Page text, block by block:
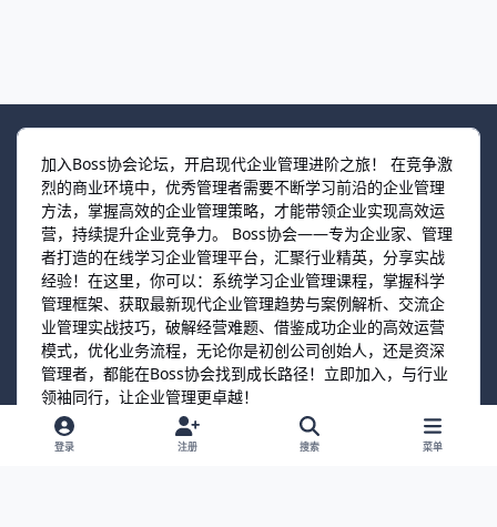
加入Boss协会论坛，开启现代企业管理进阶之旅！ 在竞争激
烈的商业环境中，优秀管理者需要不断学习前沿的企业管理
方法，掌握高效的企业管理策略，才能带领企业实现高效运
营，持续提升企业竞争力。 Boss协会——专为企业家、管理
者打造的在线学习企业管理平台，汇聚行业精英，分享实战
经验！在这里，你可以：系统学习企业管理课程，掌握科学
管理框架、获取最新现代企业管理趋势与案例解析、交流企
业管理实战技巧，破解经营难题、借鉴成功企业的高效运营
模式，优化业务流程，无论你是初创公司创始人，还是资深
管理者，都能在Boss协会找到成长路径！立即加入，与行业
领袖同行，让企业管理更卓越！
登录 注册 搜索 菜单